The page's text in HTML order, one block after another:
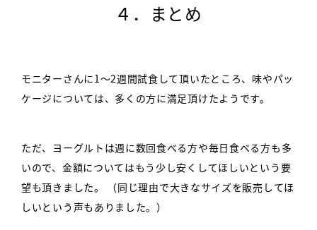
４．まとめ
モニターさんに1～2週間試食して頂いたところ、味やパッ
ケージについては、多くの方に満足頂けたようです。
ただ、ヨーグルトは週に数回食べる方や毎日食べる方も多
いので、金額についてはもう少し安くしてほしいという要
望も頂きました。
（同じ理由で大きなサイズを販売してほ
しいという声もありました。）